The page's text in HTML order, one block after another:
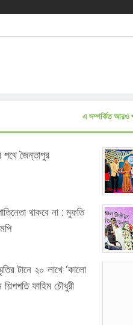
এ সম্পর্কিত আরও
জৈন্তাপুর
থাকবে না : মুফতি
টানে ২০ লাখে ‘কালো
ফাহিম চৌধুরী